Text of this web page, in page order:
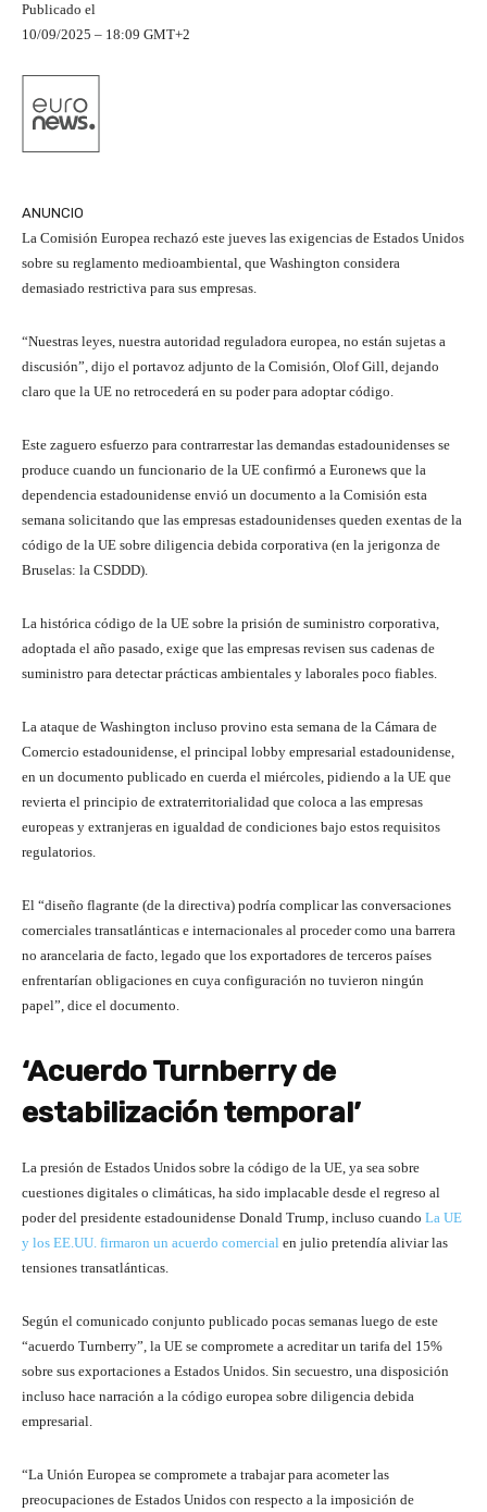
Publicado el
10/09/2025 – 18:09 GMT+2
ANUNCIO
La Comisión Europea rechazó este jueves las exigencias de Estados Unidos
sobre su reglamento medioambiental, que Washington considera
demasiado restrictiva para sus empresas.
“Nuestras leyes, nuestra autoridad reguladora europea, no están sujetas a
discusión”, dijo el portavoz adjunto de la Comisión, Olof Gill, dejando
claro que la UE no retrocederá en su poder para adoptar código.
Este zaguero esfuerzo para contrarrestar las demandas estadounidenses se
produce cuando un funcionario de la UE confirmó a Euronews que la
dependencia estadounidense envió un documento a la Comisión esta
semana solicitando que las empresas estadounidenses queden exentas de la
código de la UE sobre diligencia debida corporativa (en la jerigonza de
Bruselas: la CSDDD).
La histórica código de la UE sobre la prisión de suministro corporativa,
adoptada el año pasado, exige que las empresas revisen sus cadenas de
suministro para detectar prácticas ambientales y laborales poco fiables.
La ataque de Washington incluso provino esta semana de la Cámara de
Comercio estadounidense, el principal lobby empresarial estadounidense,
en un documento publicado en cuerda el miércoles, pidiendo a la UE que
revierta el principio de extraterritorialidad que coloca a las empresas
europeas y extranjeras en igualdad de condiciones bajo estos requisitos
regulatorios.
El “diseño flagrante (de la directiva) podría complicar las conversaciones
comerciales transatlánticas e internacionales al proceder como una barrera
no arancelaria de facto, legado que los exportadores de terceros países
enfrentarían obligaciones en cuya configuración no tuvieron ningún
papel”, dice el documento.
‘Acuerdo Turnberry de
estabilización temporal’
La presión de Estados Unidos sobre la código de la UE, ya sea sobre
cuestiones digitales o climáticas, ha sido implacable desde el regreso al
poder del presidente estadounidense Donald Trump, incluso cuando La UE
y los EE.UU. firmaron un acuerdo comercial en julio pretendía aliviar las
tensiones transatlánticas.
Según el comunicado conjunto publicado pocas semanas luego de este
“acuerdo Turnberry”, la UE se compromete a acreditar un tarifa del 15%
sobre sus exportaciones a Estados Unidos. Sin secuestro, una disposición
incluso hace narración a la código europea sobre diligencia debida
empresarial.
“La Unión Europea se compromete a trabajar para acometer las
preocupaciones de Estados Unidos con respecto a la imposición de